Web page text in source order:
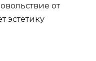
от
эстетику